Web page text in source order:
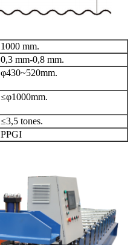
1000 mm.
0,3 mm-0,8 mm.
φ430~520mm.
≤φ1000mm.
≤3,5 tones.
PPGI